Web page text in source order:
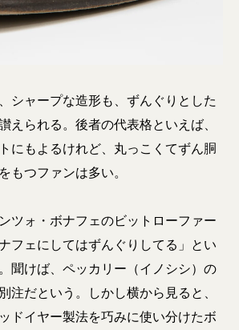
シャープな造形も、ずんぐりとした
えられる。後者の代表格といえば、
にもよるけれど、丸っこくてずん胴
もつファンは多い。
ツォ・ボナフェのビットローファー
フェにしてはずんぐりしてる」とい
聞けば、ペッカリー（イノシシ）の
注だという。しかし横から見ると、
ドイヤー製法を巧みに使い分けたボ